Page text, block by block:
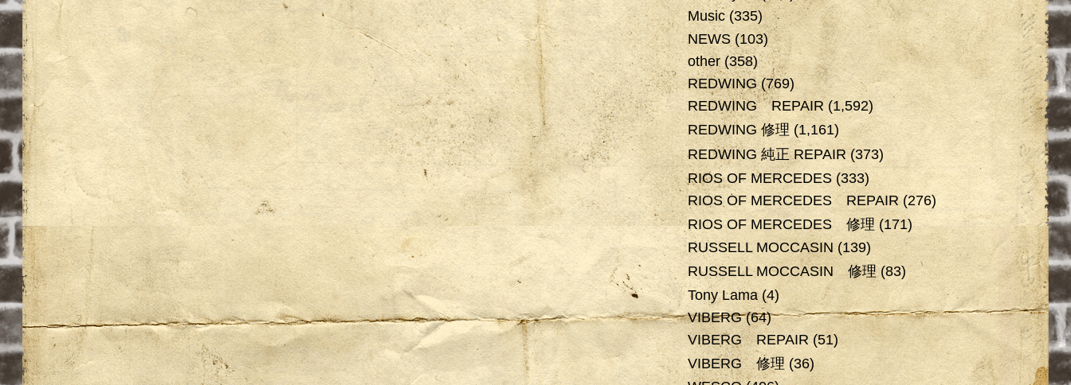
Music(335)
NEWS(103)
other(358)
REDWING(769)
REDWING REPAIR(1,592)
REDWING 修理 (1,161)
REDWING 純正 REPAIR(373)
RIOS OF MERCEDES(333)
RIOS OF MERCEDES REPAIR(276)
RIOS OF MERCEDES 修理(171)
RUSSELL MOCCASIN(139)
RUSSELL MOCCASIN 修理(83)
Tony Lama(4)
VIBERG(64)
VIBERG REPAIR (51)
VIBERG 修理 (36)